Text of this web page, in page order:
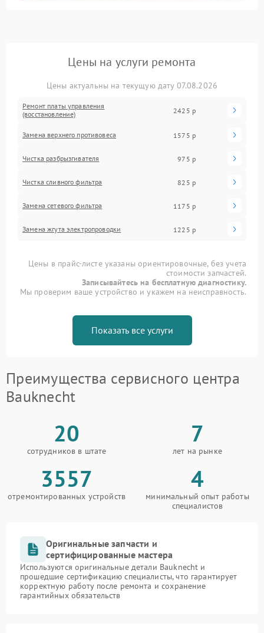
Цены на услуги ремонта
Цены актуальны на текущую дату 07.08.2026
Ремонт платы управления
(восстановление)
2425 р
Замена верхнего противовеса 1575 р
Чистка разбрызгивателя 975 р
Чистка сливного фильтра 825 р
Замена сетевого фильтра 1175 р
Замена жгута электропроводки 1225 р
Цены в прайс-листе указаны ориентировочные, без учета
стоимости запчастей.
Записывайтесь на бесплатную диагностику.
Мы проверим ваше устройство и укажем на неисправность.
Показать все услуги
Преимущества сервисного центра
Bauknecht
20
сотрудников в штате
7
лет на рынке
3557
отремонтированных устройств
4
минимальный опыт работы
специалистов
Оригинальные запчасти и
сертифицированные мастера
Используются оригинальные детали Bauknecht и
прошедшие сертификацию специалисты, что гарантирует
корректную работу после ремонта и сохранение
гарантийных обязательств